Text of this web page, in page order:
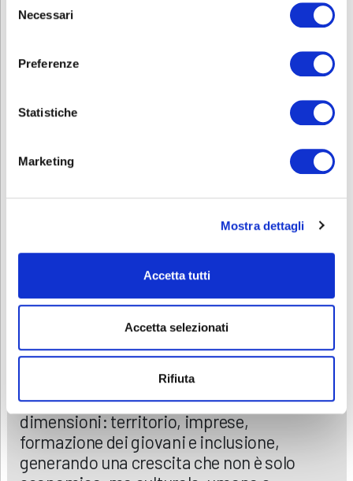
delNecessari
Preferenze
Statistiche
Marketing
Mostra dettagli
Accetta tutti
Accetta selezionati
Rifiuta
All’iniziativa hanno partecipato anche Alessandra Bossini,
Torcoli, presidente della condotta di Bergamo eAnna Paganoni,
nel progetto diraccolta e riciclo dei tappi di sughero,
un’iniziativa solidale che favorisce percorsi di inserimento
fine dell’anno ABF Treviglio entrerà a far parte della rete
Scuole Slow Food.
“Questa serata ha riunito quattro
dimensioni: territorio, imprese,
formazione dei giovani e inclusione,
generando una crescita che non è solo